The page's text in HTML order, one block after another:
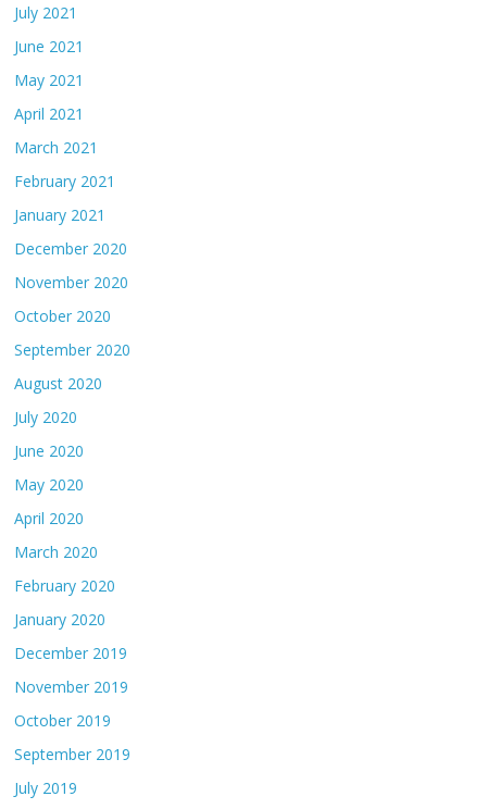
July 2021
June 2021
May 2021
April 2021
March 2021
February 2021
January 2021
December 2020
November 2020
October 2020
September 2020
August 2020
July 2020
June 2020
May 2020
April 2020
March 2020
February 2020
January 2020
December 2019
November 2019
October 2019
September 2019
July 2019